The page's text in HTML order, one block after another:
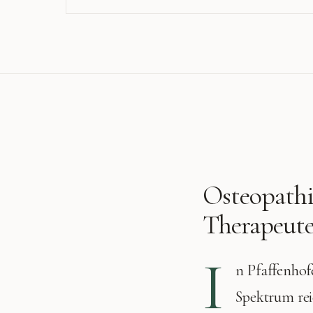
I n
Spektrum